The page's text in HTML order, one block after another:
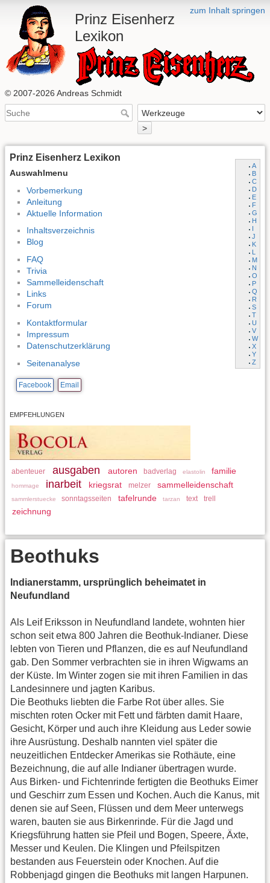
zum Inhalt springen
Prinz Eisenherz
Lexikon
© 2007-2026 Andreas Schmidt
>
Prinz Eisenherz Lexikon
Auswahlmenu
A
B
C
D
E
F
G
H
I
J
K
L
M
N
O
P
Q
R
S
T
U
V
W
X
Y
Z
Vorbemerkung
Anleitung
Aktuelle Information
Inhaltsverzeichnis
Blog
FAQ
Trivia
Sammelleidenschaft
Links
Forum
Kontaktformular
Impressum
Datenschutzerklärung
Seitenanalyse
Facebook Email
EMPFEHLUNGEN
abenteuer ausgaben autoren badverlag elastolin familie
hommage inarbeit kriegsrat melzer sammelleidenschaft
sammlerstuecke sonntagsseiten tafelrunde tarzan text trell
zeichnung
Beothuks
Indianerstamm, ursprünglich beheimatet in
Neufundland
Als Leif Eriksson in Neufundland landete, wohnten hier
schon seit etwa 800 Jahren die Beothuk-Indianer. Diese
lebten von Tieren und Pflanzen, die es auf Neufundland
gab. Den Sommer verbrachten sie in ihren Wigwams an
der Küste. Im Winter zogen sie mit ihren Familien in das
Landesinnere und jagten Karibus.
Die Beothuks liebten die Farbe Rot über alles. Sie
mischten roten Ocker mit Fett und färbten damit Haare,
Gesicht, Körper und auch ihre Kleidung aus Leder sowie
ihre Ausrüstung. Deshalb nannten viel später die
neuzeitlichen Entdecker Amerikas sie Rothäute, eine
Bezeichnung, die auf alle Indianer übertragen wurde.
Aus Birken- und Fichtenrinde fertigten die Beothuks Eimer
und Geschirr zum Essen und Kochen. Auch die Kanus, mit
denen sie auf Seen, Flüssen und dem Meer unterwegs
waren, bauten sie aus Birkenrinde. Für die Jagd und
Kriegsführung hatten sie Pfeil und Bogen, Speere, Äxte,
Messer und Keulen. Die Klingen und Pfeilspitzen
bestanden aus Feuerstein oder Knochen. Auf die
Robbenjagd gingen die Beothuks mit langen Harpunen.